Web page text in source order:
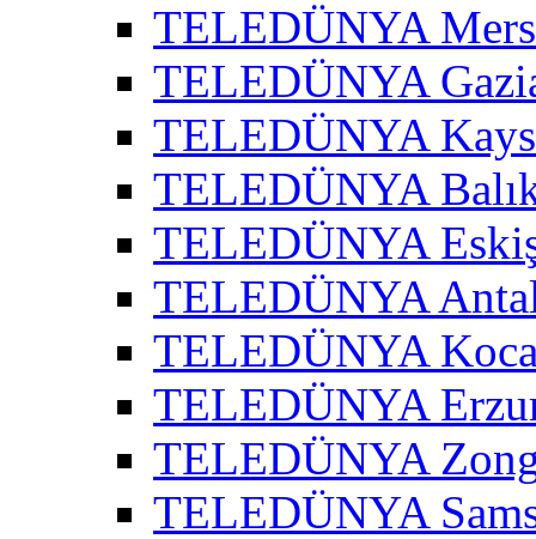
TELEDÜNYA
TELEDÜNYA
TELEDÜNYA
TELEDÜNYA
TELEDÜNYA
TELEDÜNYA
TELEDÜNYA
TELEDÜNYA
TELEDÜNYA
TELEDÜNYA